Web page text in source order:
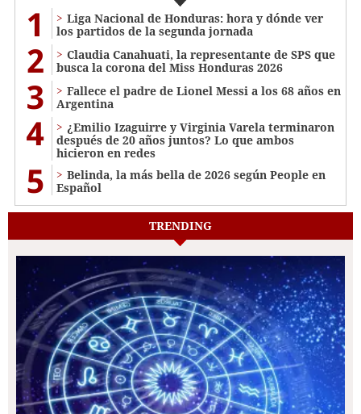
1
Liga Nacional de Honduras: hora y dónde ver
los partidos de la segunda jornada
2
Claudia Canahuati, la representante de SPS que
busca la corona del Miss Honduras 2026
3
Fallece el padre de Lionel Messi a los 68 años en
Argentina
4
¿Emilio Izaguirre y Virginia Varela terminaron
después de 20 años juntos? Lo que ambos
hicieron en redes
5
Belinda, la más bella de 2026 según People en
Español
TRENDING